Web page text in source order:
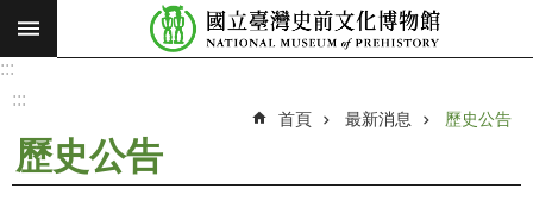
跳到主要內容區塊
搜
願
:::
:::
首頁 最新消息 歷史公告
歷史公告